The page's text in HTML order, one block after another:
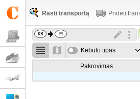
Rasti transportą Pridėti
Kėbulo tipas
Pakrovimas